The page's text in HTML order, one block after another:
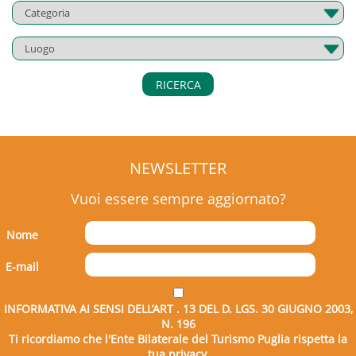
RICERCA
NEWSLETTER
Vuoi essere sempre aggiornato?
Nome
E-mail
INFORMATIVA AI SENSI DELL’ART . 13 DEL D. LGS. 30 GIUGNO 2003,
N. 196
Ti ricordiamo che l'Ente Bilaterale del Turismo Puglia rispetta la